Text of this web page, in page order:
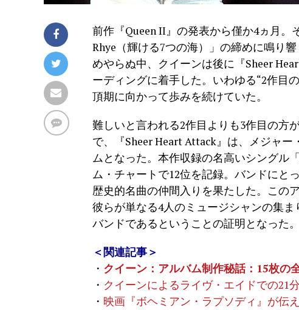
前作『Queen II』の発表から僅か4ヵ月。
Rhye（輝ける7つの海）」の締めに鳴り
めやらぬ中、クイーンは後に『Sheer
ーディングに着手した。いわゆる“2作目
頂期に向かって歩みを続けていた。
難しいと言われる2作目よりも3作目の方
で、『Sheer Heart Attack』は、メジャ
ムとなった。本作収録の名高いシングル
ム・チャートで12位を記録。バンドにと
歴史的名曲の仲間入りを果たした。この
彼らが単なる4人のミュージシャンの集
バンドであるということの証明となった。
＜関連記事＞
・ クイーン：アルバム制作秘話：15枚の
・ クイーンによるライヴ・エイドでの21
・ 映画『ボヘミアン・ラプソディ』が伝